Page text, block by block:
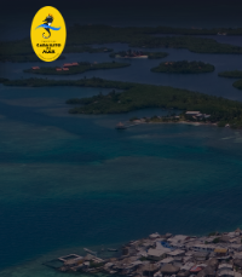
Saltar
contenido